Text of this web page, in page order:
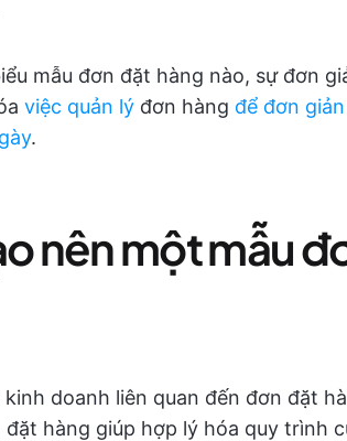
mẫu đơn đặt hàng nào, sự đơn
việc quản lý đơn hàng để đơn
.
nên một mẫu
doanh liên quan đến đơn đặt
đặt hàng giúp hợp lý hóa quy trình